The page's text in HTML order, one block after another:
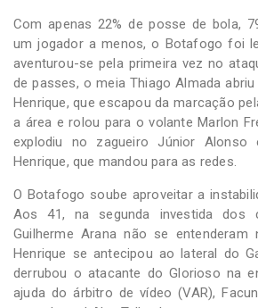
Com apenas 22% de posse de bola,
um jogador a menos, o Botafogo foi
aventurou-se pela primeira vez no
de passes, o meia Thiago Almada
Henrique, que escapou da marcação
a área e rolou para o volante Marlon
explodiu no zagueiro Júnior
Henrique, que mandou para as redes.
O Botafogo soube aproveitar a
Aos 41, na segunda investida dos
Guilherme Arana não se
Henrique se antecipou ao lateral do
derrubou o atacante do Glorioso na
ajuda do árbitro de vídeo (VAR),